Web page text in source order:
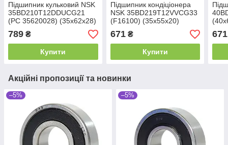
Підшипник кульковий NSK
35BD210T12DDUCG21
(PC 35620028) (35x62x28)
789 ₴
Купити
Підшипник кондіціонера
NSK 35BD219T12VVCG33
(F16100) (35x55x20)
671₴
Купити
671
Акційні пропозиції та новинки
–5% –5%